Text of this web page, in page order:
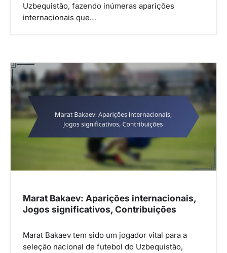
Uzbequistão, fazendo inúmeras aparições
internacionais que…
Marat Bakaev: Aparições internacionais,
Jogos significativos, Contribuições
Marat Bakaev tem sido um jogador vital para a
seleção nacional de futebol do Uzbequistão,